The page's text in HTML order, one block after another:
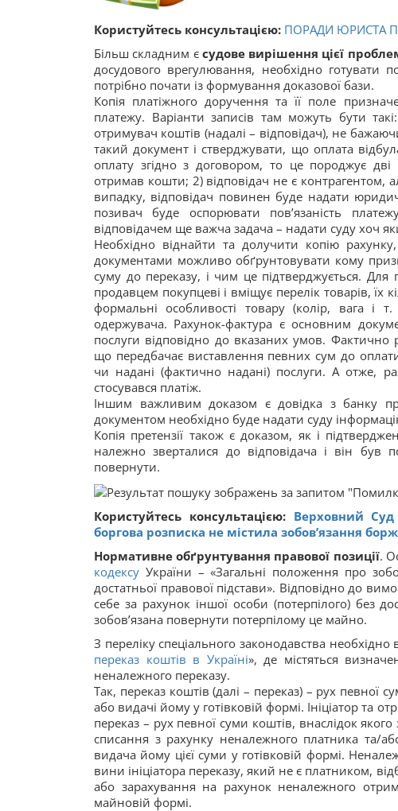
Користуйтесь консультацією: ПОРАДИ ЮРИСТА
Більш складним є судове вирішення цієї
досудового врегулювання, необхідно готувати
потрібно почати із формування доказової бази.
Копія платіжного доручення та її поле
платежу. Варіанти записів там можуть бути
отримувач коштів (надалі – відповідач), не
такий документ і стверджувати, що оплата
оплату згідно з договором, то це породжує дві
отримав кошти; 2) відповідач не є
випадку, відповідач повинен буде надати
позивач буде оспорювати пов’язаність
відповідачем ще важча задача – надати суду хоч
Необхідно віднайти та долучити копію
документами можливо обґрунтовувати кому
суму до переказу, і чим це підтверджується.
продавцем покупцеві і вміщує перелік товарів, їх
формальні особливості товару (колір, вага і
одержувача. Рахунок-фактура є основним
послуги відповідно до вказаних умов.
що передбачає виставлення певних сум до
чи надані (фактично надані) послуги. А отже,
стосувався платіж.
Іншим важливим доказом є довідка з банку
документом необхідно буде надати суду
Копія претензії також є доказом, як і
належно зверталися до відповідача і він
повернути.
Користуйтесь консультацією: Верховний Суд
боргова розписка не містила зобов’язання
Нормативне обґрунтування правової позиції.
кодексу України – «Загальні положення про
достатньої правової підстави». Відповідно до
себе за рахунок іншої особи (потерпілого) без
зобов’язана повернути потерпілому це майно.
З переліку спеціального законодавства
переказ коштів в Україні», де містяться
неналежного переказу.
Так, переказ коштів (далі – переказ) – рух певної
або видачі йому у готівковій формі. Ініціатор
переказ – рух певної суми коштів, внаслідок якого
списання з рахунку неналежного платника та/
видача йому цієї суми у готівковій формі.
вини ініціатора переказу, який не є платником,
або зарахування на рахунок неналежного
майновій формі.